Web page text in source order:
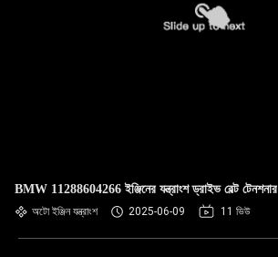
BMW 11288604266 ইঞ্জিনের যন্ত্রাংশ ড্রাইভ বেল্ট টেনশনার
অটো ইঞ্জিন যন্ত্রাংশ 2025-06-09 11 ভিউ